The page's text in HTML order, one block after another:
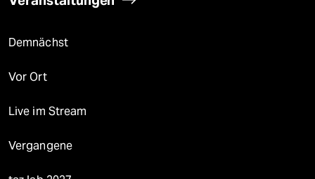
Demnächst
Vor Ort
Live im Stream
Vergangene